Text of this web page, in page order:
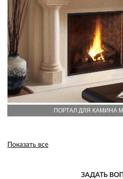
ПОРТАЛ ДЛЯ КАМИНА
Показать все
ЗАДАТЬ